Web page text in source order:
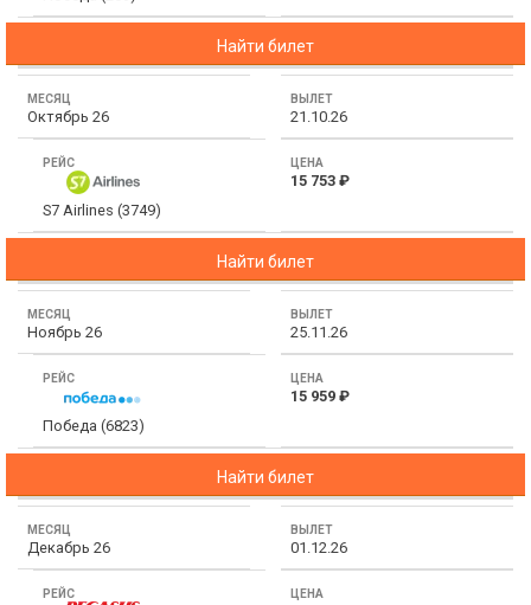
Найти билет
Октябрь 26 21.10.26
S7 Airlines (3749)
15 753 ₽
Найти билет
Ноябрь 26 25.11.26
Победа (6823)
15 959 ₽
Найти билет
Декабрь 26 01.12.26
звезды
Сетевые отели Египта
Сетевые отели Таиланда
Сетевые отели Шри Ланки
Сетевые отели Вьетнама
Сетевые отели Мальдив
Сетевые отели Бали
Сетевые отели Сейшел
Сетевые отели Маврикия